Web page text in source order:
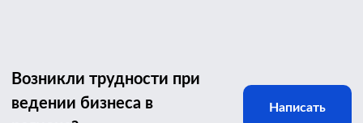
Возникли трудности при
ведении бизнеса в
Написать